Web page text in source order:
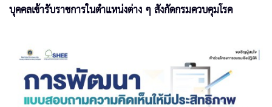
บุคคลเข้ารับราชการในตำแหน่งต่าง ๆ สังกัดกรมควบคุมโรค